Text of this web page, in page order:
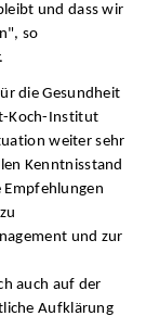
und dass wir
so
die Gesundheit
Koch-Institut
weiter sehr
Kenntnisstand
Empfehlungen
und zur
auch auf der
Aufklärung